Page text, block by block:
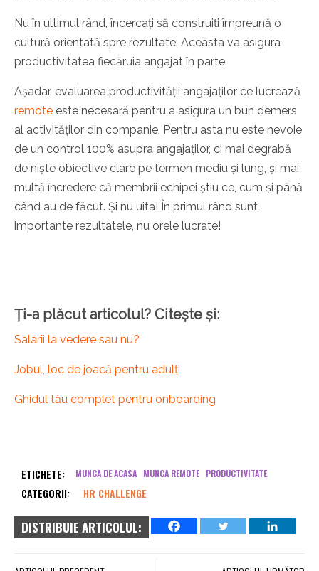
Nu în ultimul rând, încercați să construiți împreună o
cultură orientată spre rezultate. Aceasta va asigura
productivitatea fiecăruia angajat în parte.
Așadar, evaluarea productivității angajaților ce lucrează
remote este necesară pentru a asigura un bun demers
al activităților din companie. Pentru asta nu este nevoie
de un control 100% asupra angajaților, ci mai degrabă
de niște obiective clare pe termen mediu și lung, și mai
multă încredere că membrii echipei știu ce, cum și până
când au de făcut. Și nu uita! În primul rând sunt
importante rezultatele, nu orele lucrate!
Ți-a plăcut articolul? Citește și:
Salarii la vedere sau nu?
Jobul, loc de joacă pentru adulți
Ghidul tău complet pentru onboarding
ETICHETE: MUNCA DE ACASA MUNCA REMOTE PRODUCTIVITATE
CATEGORII: HR CHALLENGE
DISTRIBUIE ARTICOLUL: